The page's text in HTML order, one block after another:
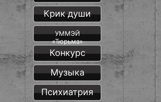
Крик души
УММЭЙ
«Тюрьма»
Конкурс
Музыка
Психиатрия